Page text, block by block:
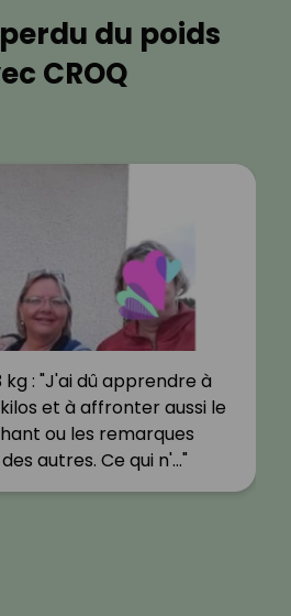
du poids
CROQ
kg : "J'ai dû apprendre à
et à affronter aussi le
ou les remarques
autres. Ce qui n'…"